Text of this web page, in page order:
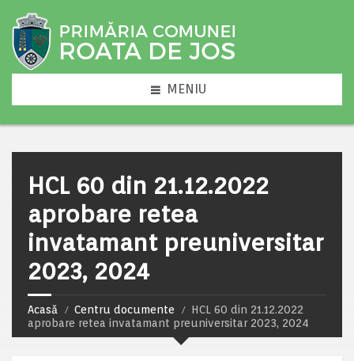
MENIU
HCL 60 din 21.12.2022
aprobare retea
invatamant preuniversitar
2023, 2024
Acasă Centru documente
HCL 60 din 21.12.2022
aprobare retea invatamant preuniversitar 2023, 2024